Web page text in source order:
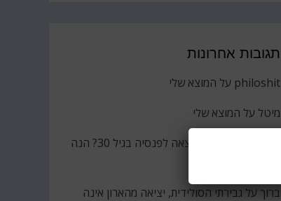
תגובות אחרונות
philoshit על המוצא שלי
מיטל על המוצא שלי
הסולידית יצאה לפנסיה בגיל 30? הנה
ברוך על גבירתי הסולידית, יציאה מהארון אינה